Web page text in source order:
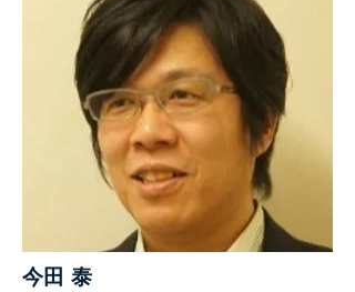
今田 泰